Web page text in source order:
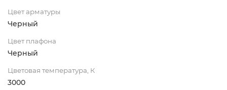
Цвет арматуры
Черный
Цвет плафона
Черный
Цветовая температура, К
3000